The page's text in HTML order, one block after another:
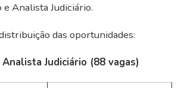
e Analista Judiciário.
das oportunidades:
Judiciário (88 vagas)